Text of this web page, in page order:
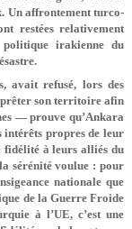
Un affrontement turco-
restées relativement
irakienne du
avait refusé, lors des
son territoire afin
— prouve qu’Ankara
intérêts propres de leur
fidélité à leurs alliés du
sérénité voulue : pour
nationale que
de la Guerre Froide
à l’UE, c’est une